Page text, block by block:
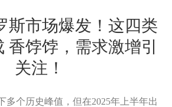
斯市场爆发！这四类
香饽饽，需求激增引
关注！
多个历史峰值，但在2025年上半年出